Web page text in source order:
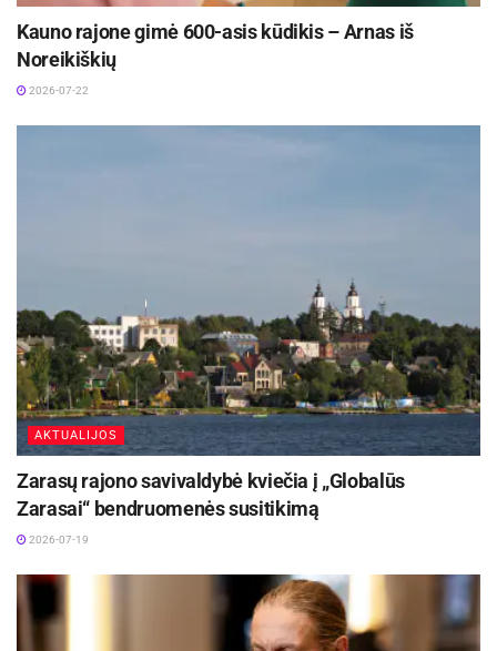
donuoti drąsino, dovanėles teikė ir kartu
fotografuotis kvietė fitneso trenerė Jolanta
Leonavičiūtė ir dainininkė Eglė Jurgaitytė.
Kauno rajone gimė 600-asis kūdikis – Arnas iš
Noreikiškių
2026-07-22
AKTUALIJOS
Zarasų rajono savivaldybė kviečia į „Globalūs
Zarasai“ bendruomenės susitikimą
2026-07-19